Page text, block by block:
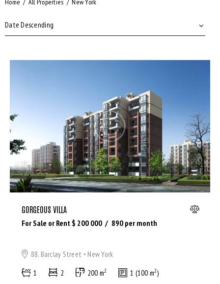
Bedrooms
Bathrooms
Price
Home All Properties New York
GORGEOUS VILLA
For Sale or Rent $ 200 000 890 per month
88, Barclay Street
New York
1
2 200 m2 1 (100 m2)